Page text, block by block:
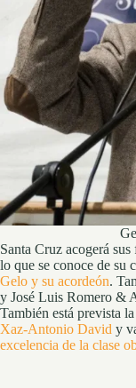
Santa Cruz acogerá
lo que se conoce de su
Gelo y su acordeón.
y José Luis Romero &
También está prevista
Xaz-Antonio David y
excelencia de la clase